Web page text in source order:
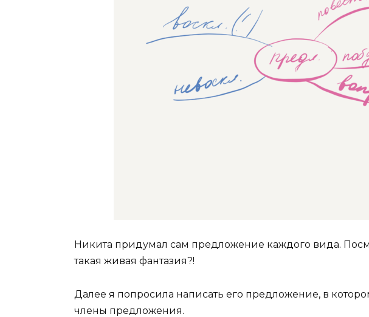
Никита придумал сам предложение каждого вида.
такая живая фантазия?!
Далее я попросила написать его предложение, в
члены предложения.